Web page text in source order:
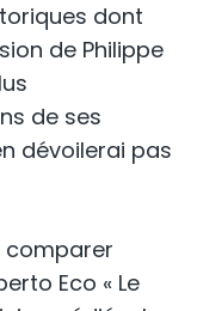
dont
de Philippe
de ses
dévoilerai pas
comparer
Eco « Le